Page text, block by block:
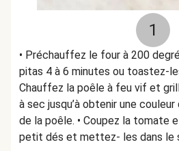
1
• Préchauffez le four à 200
pitas 4 à 6 minutes ou toastez-
Chauffez la poêle à feu vif et
à sec jusqu’à obtenir une
de la poêle. • Coupez la tomate
petit dés et mettez- les dans le